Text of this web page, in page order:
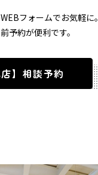
フォームでお気軽に。
予約が便利です。
店】相談予約